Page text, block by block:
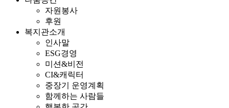
자원봉사
후원
복지관소개
인사말
ESG경영
미션&비전
CI&캐릭터
중장기 운영계획
함께하는 사람들